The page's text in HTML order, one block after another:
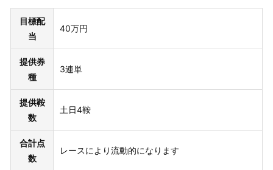
目標配
当
40万円
提供券
種
3連単
提供鞍
数
土日4鞍
合計点
数
レースにより流動的になります